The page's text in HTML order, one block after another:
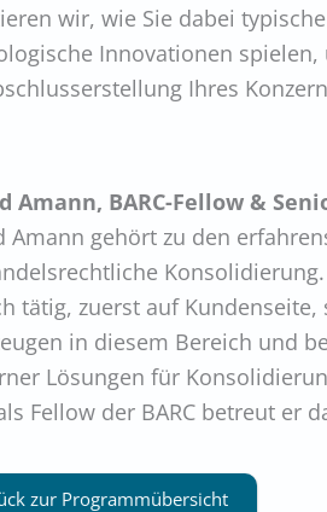
wir, wie Sie dabei
Innovationen
Ihres
Amann, BARC-Fellow &
Amann gehört zu den
tätig, zuerst auf
in diesem Bereich und
Lösungen für
Fellow der BARC betreut er
zur Programmübersicht